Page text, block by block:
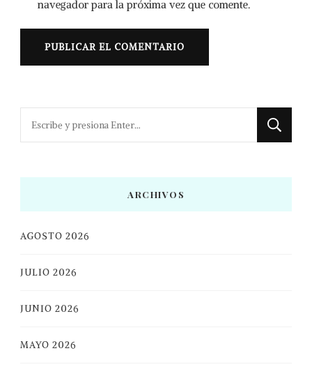
navegador para la próxima vez que comente.
¿Buscas
ARCHIVOS
AGOSTO 2026
JULIO 2026
JUNIO 2026
MAYO 2026